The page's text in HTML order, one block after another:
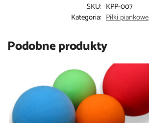
SKU: KPP-007
Kategoria: Piłki piankowe
Podobne produkty